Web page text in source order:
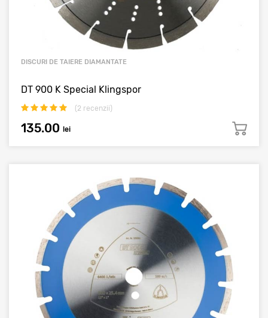
DISCURI DE TAIERE DIAMANTATE
DT 900 K Special Klingspor
(2 recenzii)
135.00 lei